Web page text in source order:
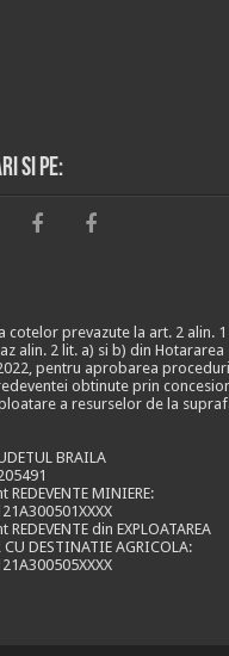
si pe:
cotelor prevazute la art. 2 alin. 1
alin. 2 lit. a) si b) din Hotararea
pentru aprobarea
obtinute prin
a resurselor de la
BRAILA
MINIERE:
din EXPLOATAREA
CU DESTINATIE AGRICOLA: